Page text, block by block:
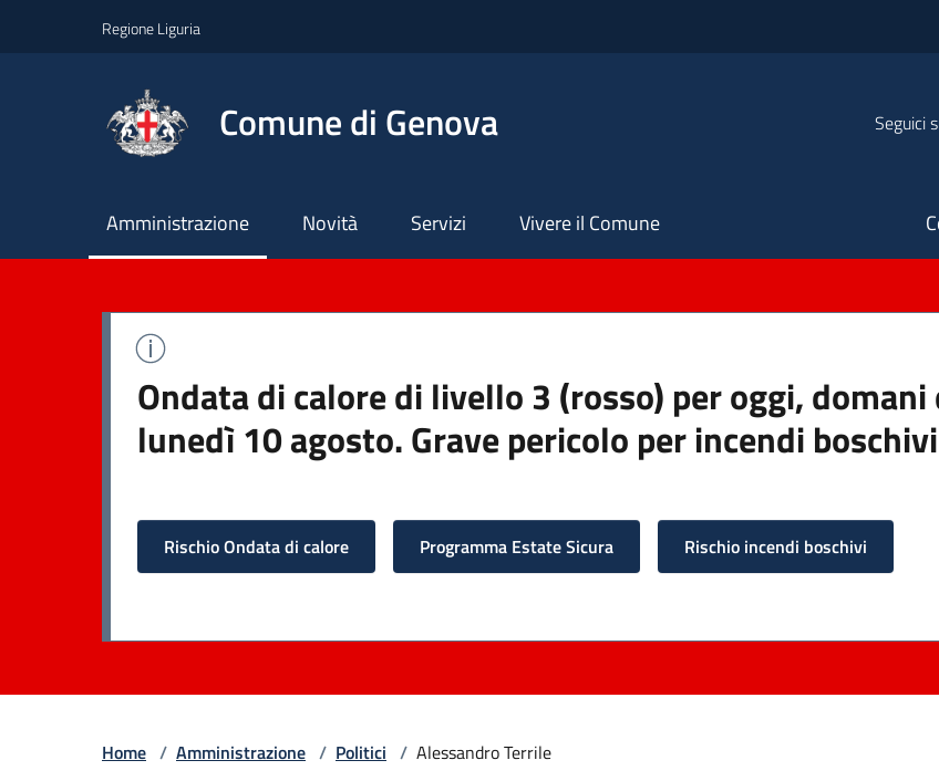
Regione Liguria
Comune di Genova Seguici
Principale
Amministrazione Novità Servizi Vivere il Comune
Ondata di calore di livello 3 (rosso) per oggi,
lunedì 10 agosto. Grave pericolo per incendi boschivi
Rischio Ondata di calore Programma Estate Sicura Rischio incendi boschivi
Home / Amministrazione / Politici / Alessandro Terrile